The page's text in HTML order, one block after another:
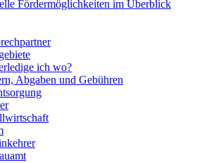
Fördermöglichkeiten im Überblick
ich wo?
Abgaben und Gebühren